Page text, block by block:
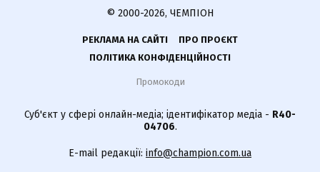
© 2000-2026, ЧЕМПІОН
РЕКЛАМА НА САЙТІ
ПРО ПРОЄКТ
ПОЛІТИКА КОНФІДЕНЦІЙНОСТІ
Промокоди
Суб'єкт у сфері онлайн-медіа; ідентифікатор медіа - R40-
04706.
E-mail редакції: info@champion.com.ua